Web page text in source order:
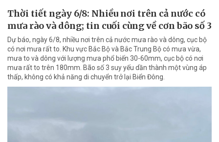
Thời tiết ngày 6/8: Nhiều nơi trên cả nước có
mưa rào và dông; tin cuối cùng về cơn bão số 3
Dự báo, ngày 6/8, nhiều nơi trên cả nước mưa rào và dông, cục bộ
có nơi mưa rất to. Khu vực Bắc Bộ và Bắc Trung Bộ có mưa vừa,
mưa to và dông với lượng mưa phổ biến 30-60mm, cục bộ có nơi
mưa rất to trên 180mm. Bão số 3 suy yếu dần thành một vùng áp
thấp, không có khả năng di chuyển trở lại Biển Đông.